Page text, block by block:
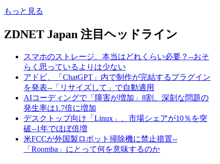
もっと見る
ZDNET Japan 注目ヘッドライン
スマホのストレージ、本当はどれくらい必要？--おそ
らく思っているよりは少ない
アドビ、「ChatGPT」内で制作が完結するプラグイン
を発表--「リサイズして」で自動適用
AIコーディングで「障害が増加」8割、深刻な問題の
発生率は1.7倍に増加
デスクトップ向け「Linux」、市場シェアが10％を突
破--1年でほぼ倍増
米FCCが外国製ロボット掃除機に禁止措置--
「Roomba」にとって何を意味するのか